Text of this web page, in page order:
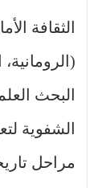
الثقافة
البحث
الشفوية
مراحل